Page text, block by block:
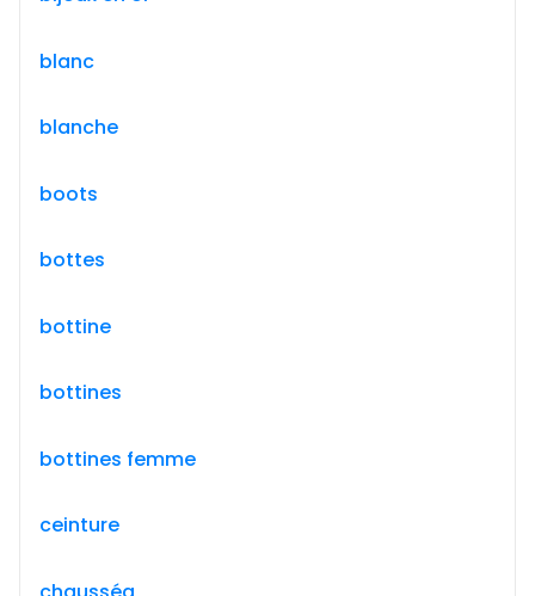
blanc
blanche
boots
bottes
bottine
bottines
bottines femme
ceinture